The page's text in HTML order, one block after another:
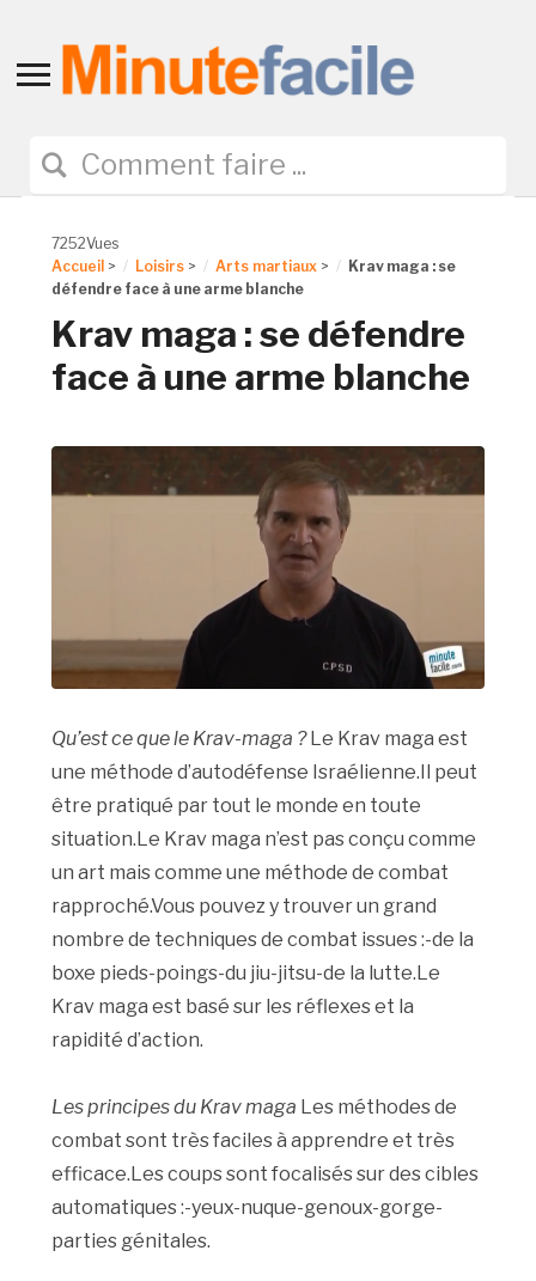
Toggle
navigation
7252Vues
Accueil > Loisirs > Arts martiaux >
Krav maga : se
défendre face à une arme blanche
Krav maga : se défendre
face à une arme blanche
Qu’est ce que le Krav-maga ?Le Krav maga est
une méthode d’autodéfense Israélienne.Il peut
être pratiqué par tout le monde en toute
situation.Le Krav maga n’est pas conçu comme
un art mais comme une méthode de combat
rapproché.Vous pouvez y trouver un grand
nombre de techniques de combat issues :-de la
boxe pieds-poings-du jiu-jitsu-de la lutte.Le
Krav maga est basé sur les réflexes et la
rapidité d’action.
Les principes du Krav maga Les méthodes de
combat sont très faciles à apprendre et très
efficace.Les coups sont focalisés sur des cibles
automatiques :-yeux-nuque-genoux-gorge-
parties génitales.